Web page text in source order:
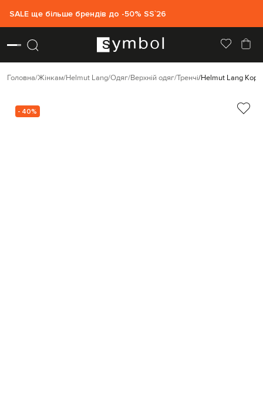
SALE ще більше брендів до -50% SS`26
Головна Жінкам Helmut Lang Одяг Верхній одяг Тренчі Helmut Lang
- 40%